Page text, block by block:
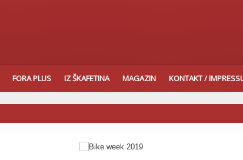
FORA PLUS IZ ŠKAFETINA MAGAZIN KONTAKT /